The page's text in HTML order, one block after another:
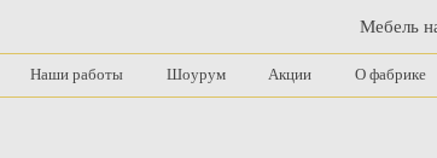
Мебель
Наши работы Шоурум Акции О фабрике